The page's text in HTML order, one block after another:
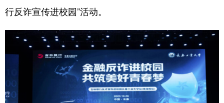
会展 彩票 娱乐 时尚
公益 书画 一带一路
上市公司 投教基地
行反诈宣传进校园”活动。